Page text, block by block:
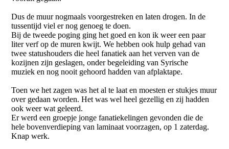
Dus de muur nogmaals voorgestreken en laten drogen. In de
tussentijd viel er nog genoeg te doen.
Bij de tweede poging ging het goed en kon ik weer een paar
liter verf op de muren kwijt. We hebben ook hulp gehad van
twee statushouders die heel fanatiek aan het verven van de
kozijnen zijn geslagen, onder begeleiding van Syrische
muziek en nog nooit gehoord hadden van afplaktape.
Toen we het zagen was het al te laat en moesten er stukjes muur
over gedaan worden. Het was wel heel gezellig en zij hadden
ook weer wat geleerd.
Er werd een groepje jonge fanatiekelingen gevonden die de
hele bovenverdieping van laminaat voorzagen, op 1 zaterdag.
Knap werk.